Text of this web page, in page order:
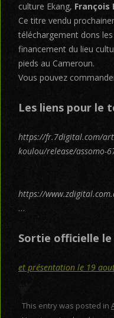
culture Ekang, François
Ce titre vendu
téléchargement dons
financement du lieu
pieds au Cameroun.
Vous pouvez
Les liens pour le
https://fr.7digital.com/
koulou/release/assomo-
https://
…
Sortie officielle le
et présentation le 19
This entry was posted in